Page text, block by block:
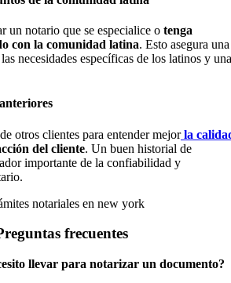
un notario que se especialice o tenga
con la comunidad latina. Esto asegura una
necesidades específicas de los latinos y una
otros clientes para entender mejor la
del cliente. Un buen historial de
importante de la confiabilidad y
frecuentes
llevar para notarizar un documento?